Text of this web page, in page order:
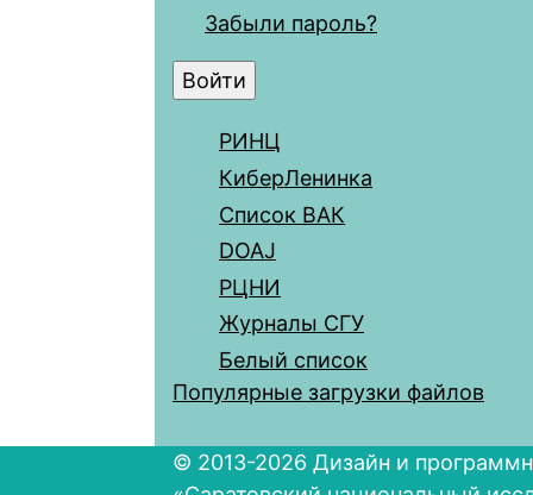
Забыли пароль?
РИНЦ
КиберЛенинка
Список ВАК
DOAJ
РЦНИ
Журналы СГУ
Белый список
Популярные загрузки файлов
© 2013-2026 Дизайн и